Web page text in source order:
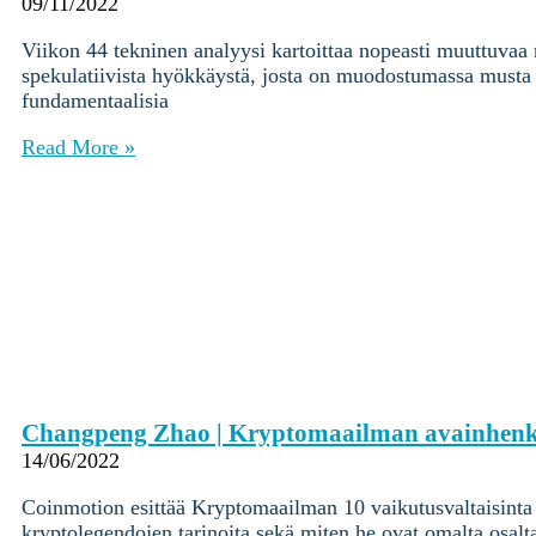
Kryptot
Palvelut
Yritykselle
a
languageKirjaudu sisään tilillesi
Palvelut
Viikon 44 tekninen analyysi kartoittaa nopeasti
spekulatiivista hyökkäystä, josta on muodostumassa
fundamentaalisia
Read More »
Changpeng Zhao | Kryptomaailman
14/06/2022
Coinmotion esittää Kryptomaailman 10